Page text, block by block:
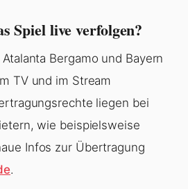
Spiel live verfolgen?
Bergamo und Bayern
TV und im Stream
liegen bei
wie beispielsweise
Infos zur Übertragung
.